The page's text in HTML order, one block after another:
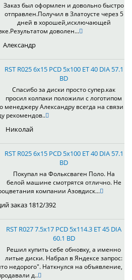
Заказ был оформлен и довольно быстро
отправлен.Получил в Златоусте через 5
дней в хорошей,исключающей
доволен...
Александр
RST R025 6x15 PCD 5x100 ET 40 DIA 57.1
BD
Спасибо за диски просто супер.как
просил колпаки положили с логотипом
менеджеру Александру всегда на связи
рекомендов..
Николай
RST R025 6x15 PCD 5x100 ET 40 DIA 57.1
BD
Покупал на Фольксваген Поло. На
белой машине смотрятся отлично. Не
компании Азовдиск...
заказ 1812/392
RST R027 7.5x17 PCD 5x114.3 ET 45 DIA
60.1 BD
Решил купить себе обновку, а именно
литые диски. Набрал в Яндексе запрос:
недорого". Наткнулся на объявление,
д..